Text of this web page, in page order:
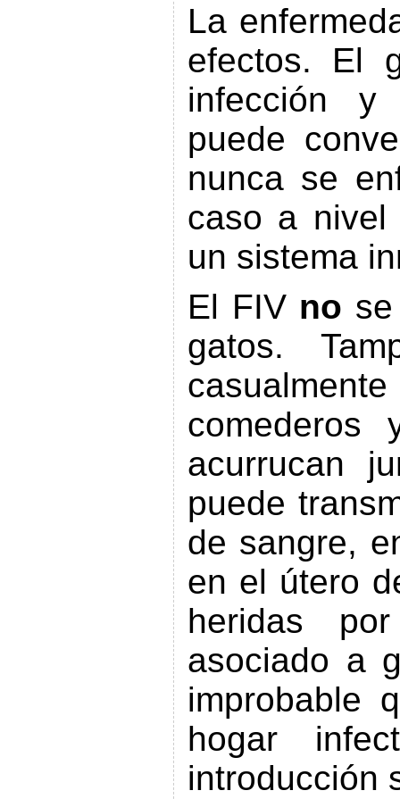
La
efectos. El
infección y
puede
nunca se
caso a nivel
un sistema
El FIV no
gatos.
comederos
acurrucan
puede
de sangre,
en el útero
heridas por
asociado a
improbable
hogar
introducción